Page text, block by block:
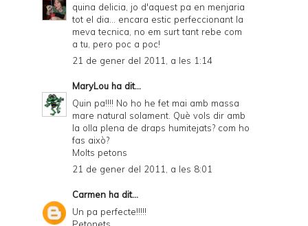
quina delicia, jo d'aquest pa en menjaria
tot el dia... encara estic perfeccionant la
meva tecnica, no em surt tant rebe com
a tu, pero poc a poc!
21 de gener del 2011, a les 1:14
MaryLou ha dit...
Quin pa!!!! No ho he fet mai amb massa
mare natural solament. Què vols dir amb
la olla plena de draps humitejats? com ho
fas això?
Molts petons
21 de gener del 2011, a les 8:01
Carmen ha dit...
Un pa perfecte!!!!!
Petonets